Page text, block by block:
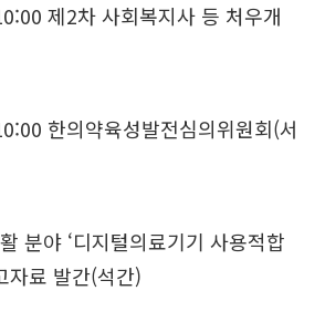
제2차 사회복지사 등 처우개
한의약육성발전심의위원회(서
분야 ‘디지털의료기기 사용적합
자료 발간(석간)